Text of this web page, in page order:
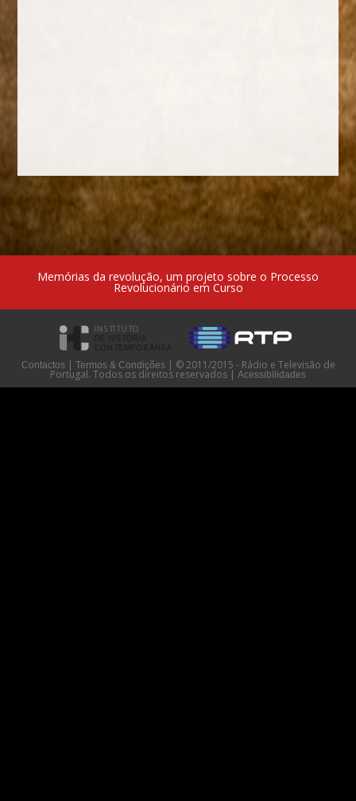
Memórias da revolução, um projeto sobre o Processo
Revolucionário em Curso
Contactos | Termos & Condições | © 2011/2015 - Rádio e Televisão de
Portugal. Todos os direitos reservados | Acessibilidades